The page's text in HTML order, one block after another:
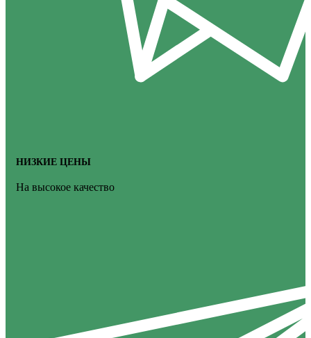
НИЗКИЕ ЦЕНЫ
На высокое качество